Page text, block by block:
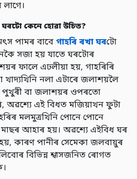
ঘৰটো কেনে হোৱা উচিত?
পামৰ বাবে গাহৰি ৰখা ঘৰটো
সজা হয় যাতে ঘৰটোৰ
ফালে এঢলীয়া হয়, গাহৰিৰি
নলা এটাৰে জলাশয়লৈ
পুখুৰী বা জলাশয়ৰ ওপৰতো
অৱশ্যে এই বিধত মজিয়াখন ফুটা
মলমুত্ৰখিনি পোনে পোনে
আহাৰ হয়। অৱশ্যে এইবিধ ঘৰ
কাৰণ পানীৰ সেমেকা জলবায়ুৰ
বিভিন্ন শ্বাসজনিত ৰোগত